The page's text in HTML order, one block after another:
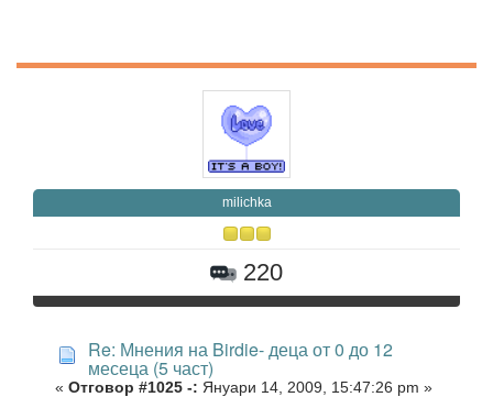
milichka
220
Re: Мнения на Birdie- деца от 0 до 12
месеца (5 част)
« Отговор #1025 -: Януари 14, 2009, 15:47:26 pm »